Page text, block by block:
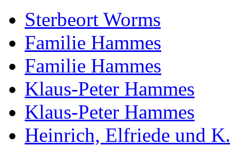
Sterbeort Worms
Familie Hammes
Familie Hammes
Klaus-Peter Hammes
Klaus-Peter Hammes
Heinrich, Elfriede und